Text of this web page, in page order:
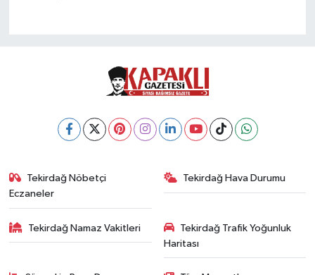
Tekirdağ Nöbetçi
Eczaneler
Tekirdağ Hava Durumu
Tekirdağ Namaz Vakitleri
Tekirdağ Trafik Yoğunluk
Haritası